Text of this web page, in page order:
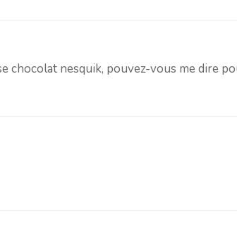
chocolat nesquik, pouvez-vous me dire